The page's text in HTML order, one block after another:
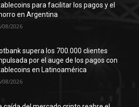
para facilitar los pagos y el
en Argentina
08/2026
supera los 700.000 clientes
por el auge de los pagos con
en Latinoamérica
08/2026